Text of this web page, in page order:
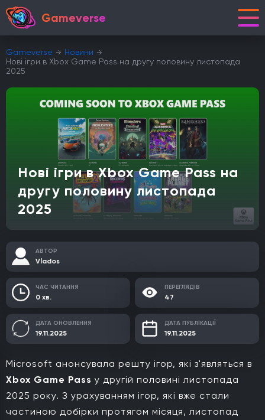
Gameverse
Gameverse
Новини
Нові ігри в Xbox Game Pass на другу половину листопада
2025
Нові ігри в Xbox Game Pass на
другу половину листопада
2025
АВТОР
Vlados
ЧАС ЧИТАННЯ
0 хв.
ПЕРЕГЛЯДІВ
47
ДАТА ОНОВЛЕННЯ
19.11.2025
ДАТА ПУБЛІКАЦІЇ
19.11.2025
Microsoft анонсувала решту ігор, які з'являться в
Xbox Game Pass у другій половині листопада
2025 року. З урахуванням ігор, які вже стали
частиною добірки протягом місяця, листопад